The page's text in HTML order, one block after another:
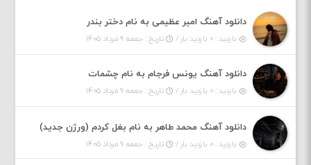
دانلود آهنگ امیر عظیمی به نام دختر بندر
بازدید : ۰ بازدید بار / تاریخ : جمعه ۹ مرداد ۱۴۰۵
دانلود آهنگ یونس فرجام به نام چشمات
بازدید : ۰ بازدید بار / تاریخ : جمعه ۹ مرداد ۱۴۰۵
دانلود آهنگ محمد طاهر به نام بغل کردم (ورژن جدید)
بازدید : ۰ بازدید بار / تاریخ : جمعه ۹ مرداد ۱۴۰۵